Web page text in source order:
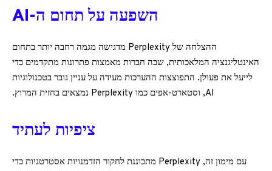
השפעה על תחום ה-AI
ההצלחה של Perplexity מדגישה מגמה רחבה יותר בתחום
האינטליגנציה המלאכותית, שבה חברות מאמצות פתרונות מתקדמים כדי
לייעל את פעולן. התפוצצות ההערכות מעידה על עניין גובר בטכנולוגיות
AI, וסטארט-אפים כמו Perplexity נמצאים בחזית המרוץ.
ציפיות לעתיד
עם מימון זה, Perplexity מתכוננת לחקור הזדמנויות אסטרטגיות כדי